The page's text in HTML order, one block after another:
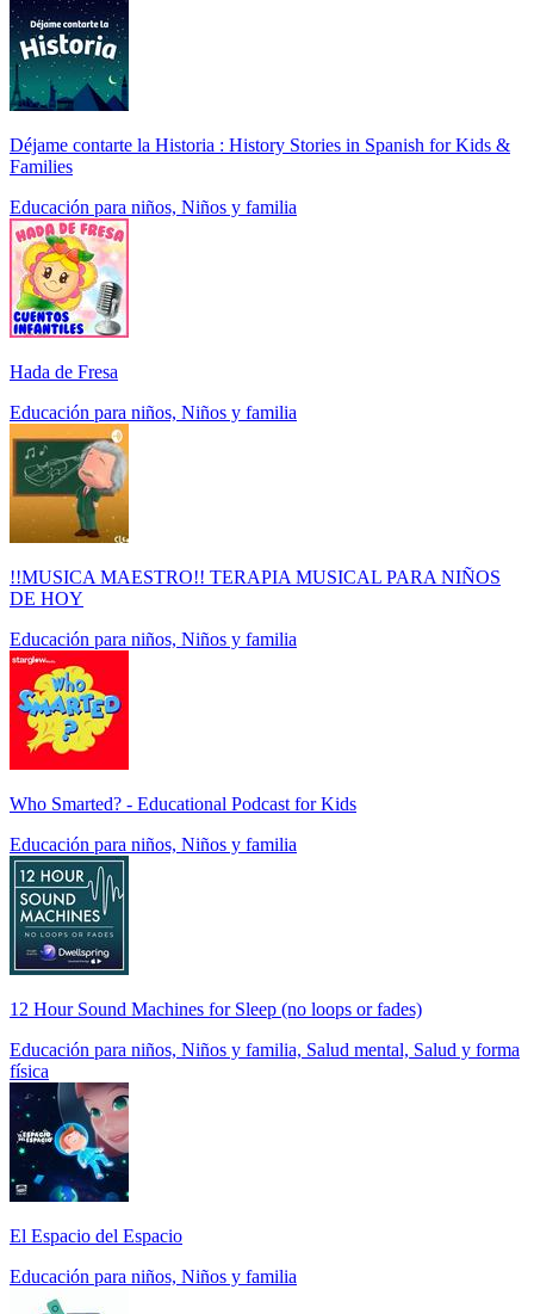
Déjame contarte la Historia : History Stories in Spanish for Kids &
Families
Educación para niños, Niños y familia
Hada de Fresa
Educación para niños, Niños y familia
!!MUSICA MAESTRO!! TERAPIA MUSICAL PARA NIÑOS
DE HOY
Educación para niños, Niños y familia
Who Smarted? - Educational Podcast for Kids
Educación para niños, Niños y familia
12 Hour Sound Machines for Sleep (no loops or fades)
Educación para niños, Niños y familia, Salud mental, Salud y forma
física
El Espacio del Espacio
Educación para niños, Niños y familia